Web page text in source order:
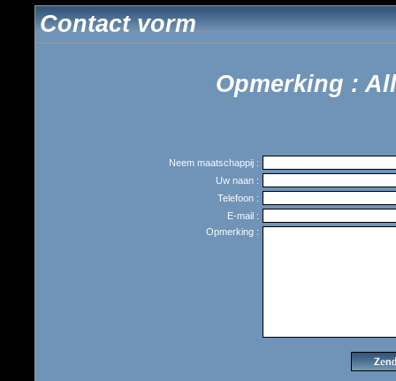
Contact vorm
Opmerking :
Neem maatschappij :
Uw naan :
Telefoon :
E-mail :
Opmerking :